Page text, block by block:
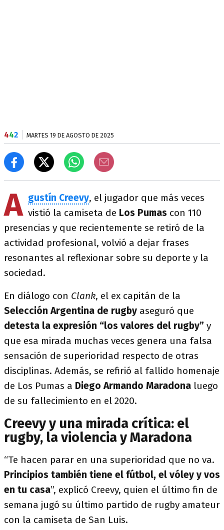
442 MARTES 19 DE AGOSTO DE 2025
A gustín Creevy, el jugador que más veces
vistió la camiseta de Los Pumas con 110
presencias y que recientemente se retiró de la
actividad profesional, volvió a dejar frases
resonantes al reflexionar sobre su deporte y la
sociedad.
En diálogo con Clank, el ex capitán de la
Selección Argentina de rugby aseguró que
detesta la expresión “los valores del rugby” y
que esa mirada muchas veces genera una falsa
sensación de superioridad respecto de otras
disciplinas. Además, se refirió al fallido homenaje
de Los Pumas a Diego Armando Maradona luego
de su fallecimiento en el 2020.
Creevy y una mirada crítica: el
rugby, la violencia y Maradona
“Te hacen parar en una superioridad que no va.
Principios también tiene el fútbol, el vóley y vos
en tu casa”, explicó Creevy, quien el último fin de
semana jugó su último partido de rugby amateur
con la camiseta de San Luis.